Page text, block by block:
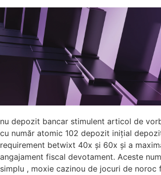
nu depozit bancar stimulent articol de
cu număr atomic 102 depozit inițial
requirement betwixt 40x și 60x și a
angajament fiscal devotament. Aceste
simplu , moxie cazinou de jocuri de